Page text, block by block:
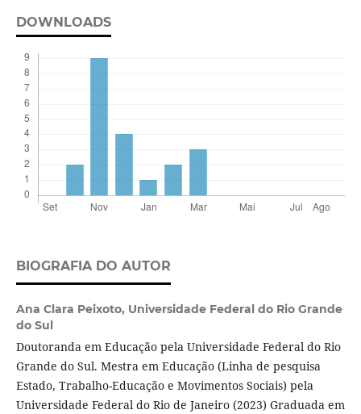
DOWNLOADS
BIOGRAFIA DO AUTOR
Ana Clara Peixoto, Universidade Federal do Rio Grande
do Sul
Doutoranda em Educação pela Universidade Federal do Rio
Grande do Sul. Mestra em Educação (Linha de pesquisa
Estado, Trabalho-Educação e Movimentos Sociais) pela
Universidade Federal do Rio de Janeiro (2023) Graduada em